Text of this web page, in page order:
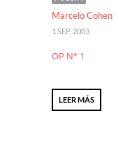
Marcelo Cohen
1 SEP, 2003
OP N° 1
LEER MÁS